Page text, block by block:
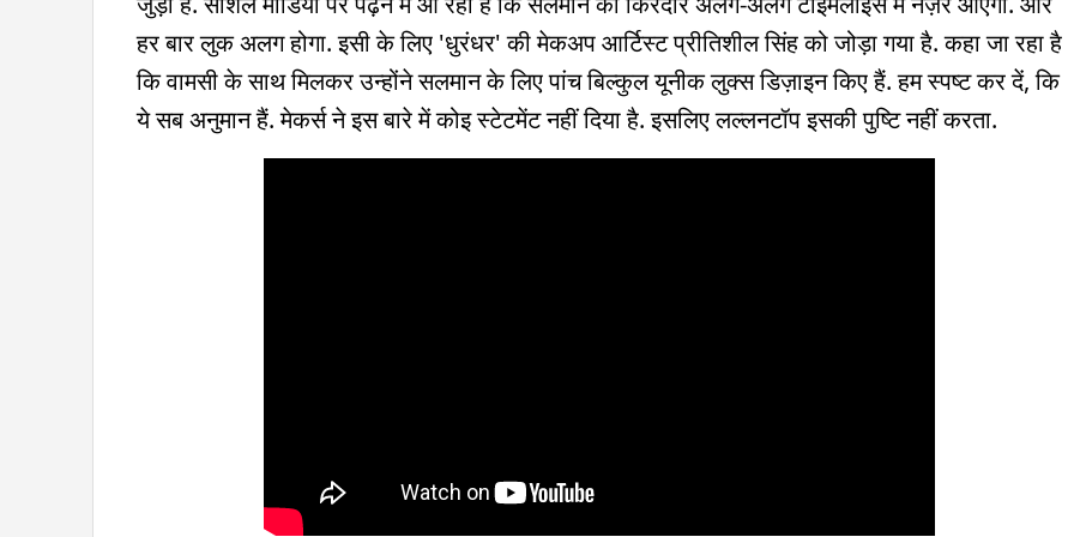
हर बार लुक अलग होगा. इसी के लिए 'धुरंधर' की मेकअप आर्टिस्ट प्रीतिशील सिंह को जोड़ा गया है. कहा जा रहा है
कि वामसी के साथ मिलकर उन्होंने सलमान के लिए पांच बिल्कुल यूनीक लुक्स डिज़ाइन किए हैं. हम स्पष्ट कर दें, कि
ये सब अनुमान हैं. मेकर्स ने इस बारे में कोइ स्टेटमेंट नहीं दिया है. इसलिए लल्लनटॉप इसकी पुष्टि नहीं करता.